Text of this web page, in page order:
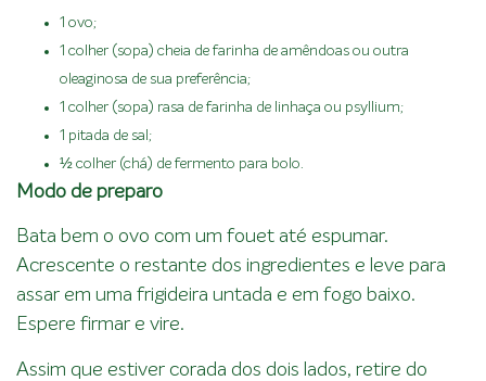
1 ovo;
1 colher (sopa) cheia de farinha de amêndoas ou outra
oleaginosa de sua preferência;
1 colher (sopa) rasa de farinha de linhaça ou psyllium;
1 pitada de sal;
½ colher (chá) de fermento para bolo.
Modo de preparo
Bata bem o ovo com um fouet até espumar.
Acrescente o restante dos ingredientes e leve para
assar em uma frigideira untada e em fogo baixo.
Espere firmar e vire.
Assim que estiver corada dos dois lados, retire do